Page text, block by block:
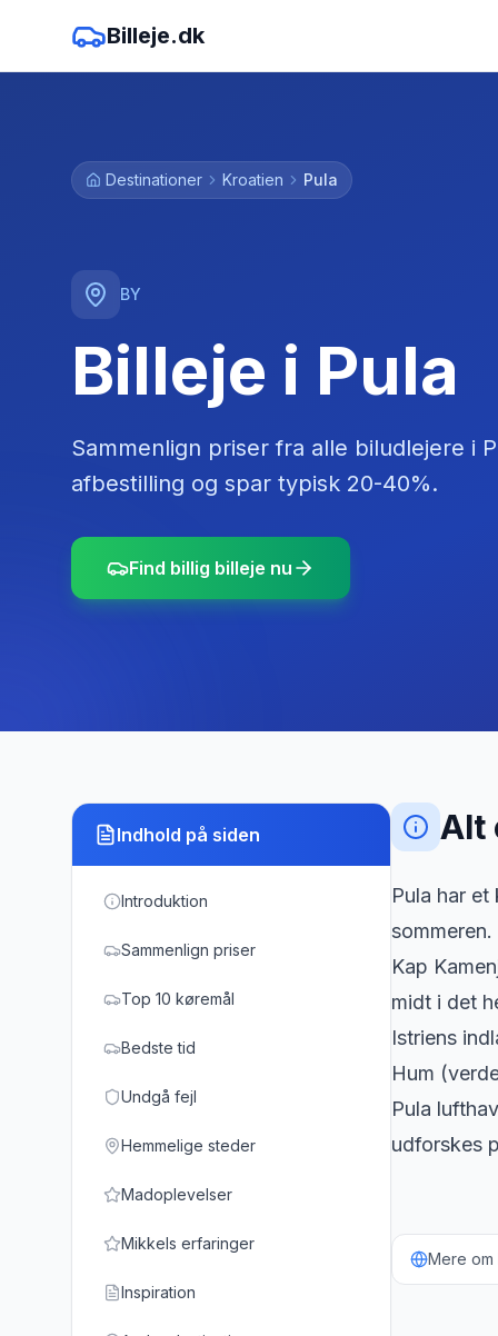
Billeje.dk
Destinationer Kroatien Pula
BY
Billeje i Pula
Sammenlign priser fra alle biludlejere i
afbestilling og spar typisk 20-40%.
Find billig billeje nu
Indhold på siden
Introduktion
Sammenlign priser
Top 10 køremål
Bedste tid
Undgå fejl
Hemmelige steder
Madoplevelser
Mikkels erfaringer
Inspiration
Alt
Pula har
Kap
midt i det
Istriens
Hum
Pula
udforskes
Mere om